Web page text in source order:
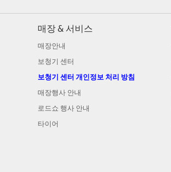
매장 & 서비스
매장안내
보청기 센터
보청기 센터 개인정보 처리 방침
매장행사 안내
로드쇼 행사 안내
타이어